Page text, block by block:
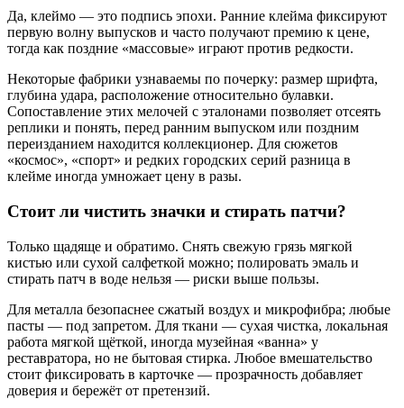
Да, клеймо — это подпись эпохи. Ранние клейма фиксируют
первую волну выпусков и часто получают премию к цене,
тогда как поздние «массовые» играют против редкости.
Некоторые фабрики узнаваемы по почерку: размер шрифта,
глубина удара, расположение относительно булавки.
Сопоставление этих мелочей с эталонами позволяет отсеять
реплики и понять, перед ранним выпуском или поздним
переизданием находится коллекционер. Для сюжетов
«космос», «спорт» и редких городских серий разница в
клейме иногда умножает цену в разы.
Стоит ли чистить значки и стирать патчи?
Только щадяще и обратимо. Снять свежую грязь мягкой
кистью или сухой салфеткой можно; полировать эмаль и
стирать патч в воде нельзя — риски выше пользы.
Для металла безопаснее сжатый воздух и микрофибра; любые
пасты — под запретом. Для ткани — сухая чистка, локальная
работа мягкой щёткой, иногда музейная «ванна» у
реставратора, но не бытовая стирка. Любое вмешательство
стоит фиксировать в карточке — прозрачность добавляет
доверия и бережёт от претензий.